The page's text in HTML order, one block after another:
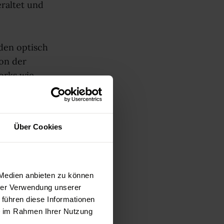
Über Cookies
anbieten zu können
Verwendung unserer
diese Informationen
Rahmen Ihrer Nutzung
und
optisch
der
wie
Server
und
Spiel